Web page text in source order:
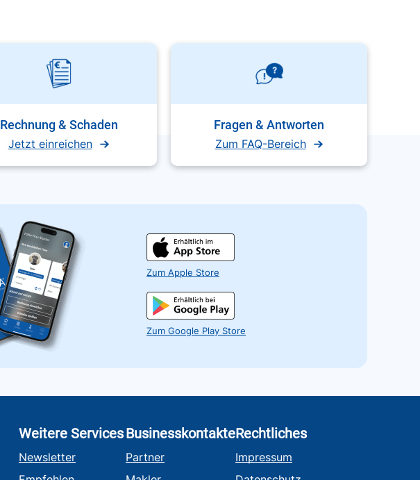
Rechnung & Schaden
Jetzt einreichen
Fragen & Antworten
Zum FAQ-Bereich
Zum Apple Store
Zum Google Play Store